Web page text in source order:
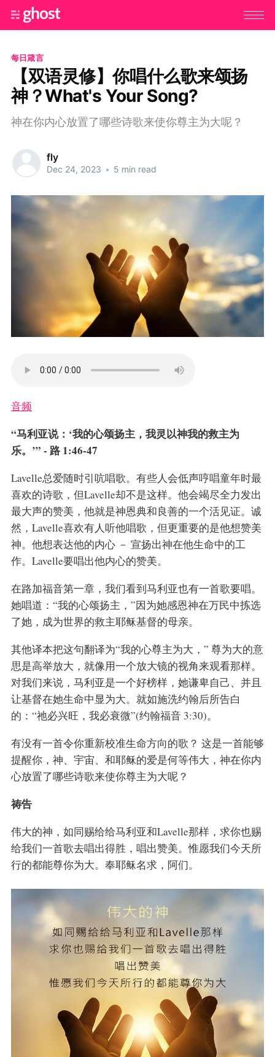
每日箴言
【双语灵修】你唱什么歌来颂扬
神？What's Your Song?
神在你内心放置了哪些诗歌来使你尊主为大呢？
fly
Dec 24, 2023 • 5 min read
音频
“马利亚说：‘我的心颂扬主，我灵以神我的救主为
乐。’” - 路 1:46-47
Lavelle总爱随时引吭唱歌。有些人会低声哼唱童年时最
喜欢的诗歌，但Lavelle却不是这样。他会竭尽全力发出
最大声的赞美，他就是神恩典和良善的一个活见证。诚
然，Lavelle喜欢有人听他唱歌，但更重要的是他想赞美
神。他想表达他的内心 － 宣扬出神在他生命中的工
作。Lavelle要唱出他内心的赞美。
在路加福音第一章，我们看到马利亚也有一首歌要唱。
她唱道：“我的心颂扬主，”因为她感恩神在万民中拣选
了她，成为世界的救主耶稣基督的母亲。
其他译本把这句翻译为“我的心尊主为大，” 尊为大的意
思是高举放大，就像用一个放大镜的视角来观看那样。
对我们来说，马利亚是一个好榜样，她谦卑自己、并且
让基督在她生命中显为大。就如施洗约翰后所告白
的：“祂必兴旺，我必衰微”(约翰福音 3:30)。
有没有一首令你重新校准生命方向的歌？ 这是一首能够
提醒你，神、宇宙、和耶稣的爱是何等伟大，神在你内
心放置了哪些诗歌来使你尊主为大呢？
祷告
伟大的神，如同赐给给马利亚和Lavelle那样，求你也赐
给我们一首歌去唱出得胜，唱出赞美。惟愿我们今天所
行的都能尊你为大。奉耶稣名求，阿们。